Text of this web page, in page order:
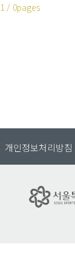
1 / 0pages
개인정보처리방침